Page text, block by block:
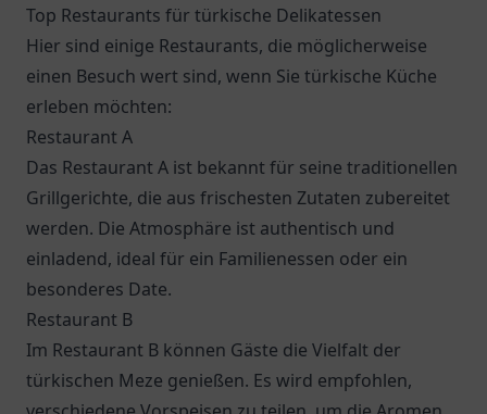
Top Restaurants für türkische Delikatessen
Hier sind einige Restaurants, die möglicherweise
einen Besuch wert sind, wenn Sie türkische Küche
erleben möchten:
Restaurant A
Das Restaurant A ist bekannt für seine traditionellen
Grillgerichte, die aus frischesten Zutaten zubereitet
werden. Die Atmosphäre ist authentisch und
einladend, ideal für ein Familienessen oder ein
besonderes Date.
Restaurant B
Im Restaurant B können Gäste die Vielfalt der
türkischen Meze genießen. Es wird empfohlen,